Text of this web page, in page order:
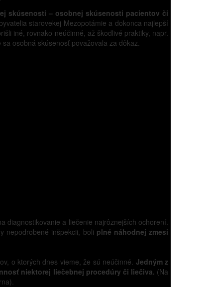
skúsenosti – osobnej skúsenosti pacientov či
starovekej Mezopotámie a dokonca najlepší
iné, rovnako neúčinné, až škodlivé praktiky, napr.
osobná skúsenosť považovala za dôkaz.
diagnostikovanie a liečenie najrôznejších ochorení.
nepodrobené inšpekcii, boli plné náhodnej zmesi
o ktorých dnes vieme, že sú neúčinné. Jedným z
niektorej liečebnej procedúry či liečiva. (Na